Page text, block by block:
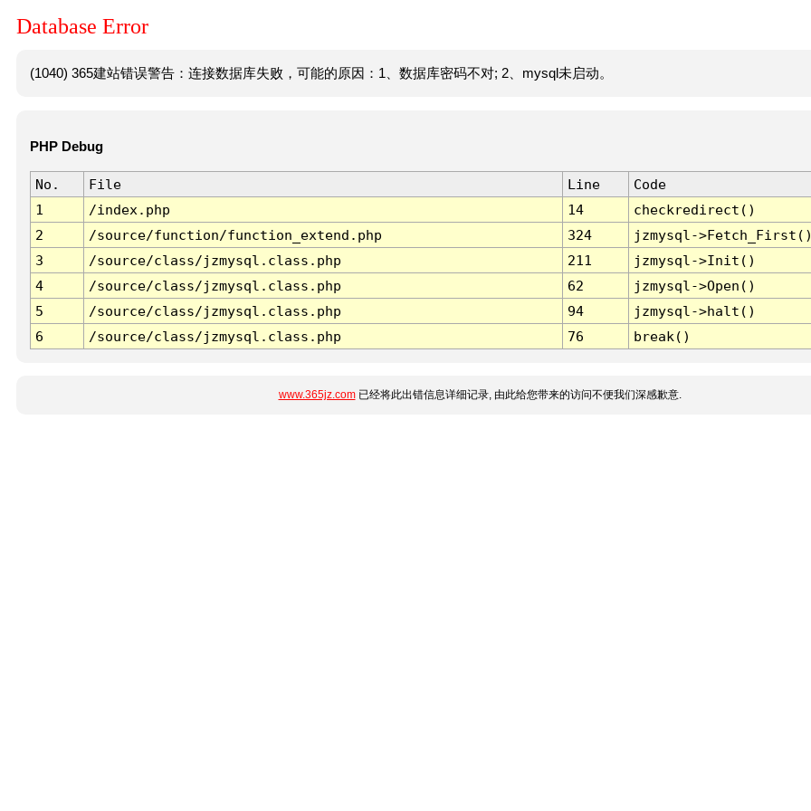
Database Error
(1040) 365建站错误警告：连接数据库失败，可能的原因：1、数据库密码不对; 2、mysql未启动。
PHP Debug
No. File Line
Code
1
/index.php 14
checkredirect()
2
/source/function/function_extend.php 324
jzmysql-
3
/source/class/jzmysql.class.php 211
jzmysql->Init()
4
/source/class/jzmysql.class.php 62
jzmysql->Open()
5
/source/class/jzmysql.class.php 94
jzmysql->halt()
6
/source/class/jzmysql.class.php 76 break()
www.365jz.com已经将此出错信息详细记录, 由此给您带来的访问不便我们深感歉意.